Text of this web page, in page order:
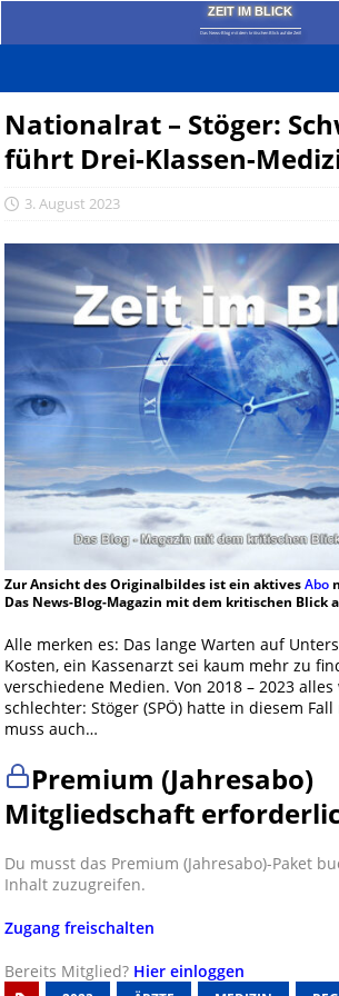
ZEIT IM BLICK
Das News-Blog mit dem kritischen Blick auf die Zeit!
Nationalrat – Stöger:
führt Drei-Klassen-
3. August 2023
Zur Ansicht des Originalbildes ist ein aktivesAbo
Das News-Blog-Magazin mit dem kritischen Blick
Alle merken es: Das lange Warten auf
Kosten, ein Kassenarzt sei kaum mehr zu
verschiedene Medien. Von 2018 – 2023
schlechter: Stöger (SPÖ) hatte in diesem
muss auch…
Premium (Jahresabo)
Mitgliedschaft
Du musst das Premium (Jahresabo)-Paket
Inhalt zuzugreifen.
Zugang freischalten
Bereits Mitglied? Hier einloggen